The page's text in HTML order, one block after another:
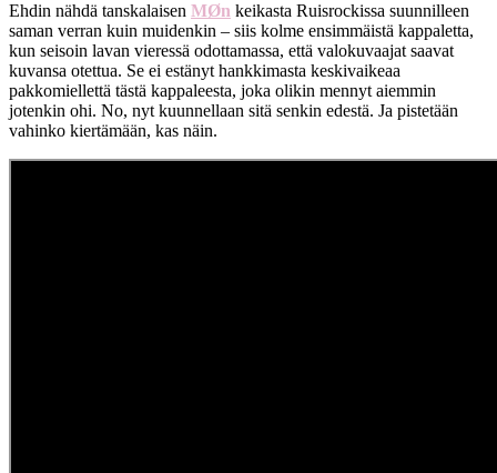
Ehdin nähdä tanskalaisen MØn keikasta Ruisrockissa suunnilleen
saman verran kuin muidenkin – siis kolme ensimmäistä kappaletta,
kun seisoin lavan vieressä odottamassa, että valokuvaajat saavat
kuvansa otettua. Se ei estänyt hankkimasta keskivaikeaa
pakkomiellettä tästä kappaleesta, joka olikin mennyt aiemmin
jotenkin ohi. No, nyt kuunnellaan sitä senkin edestä. Ja pistetään
vahinko kiertämään, kas näin.